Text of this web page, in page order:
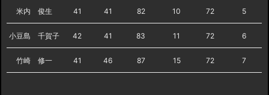
米内 俊生 41 41 82 10 72 5
小豆島 千賀子 42 41 83 11 72 6
竹崎 修一 41 46 87 15 72 7